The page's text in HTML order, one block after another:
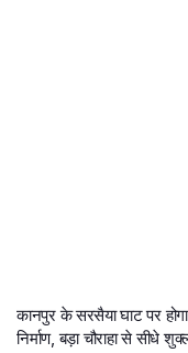
कानपुर के सरसैया घाट पर
निर्माण, बड़ा चौराहा से सीधे